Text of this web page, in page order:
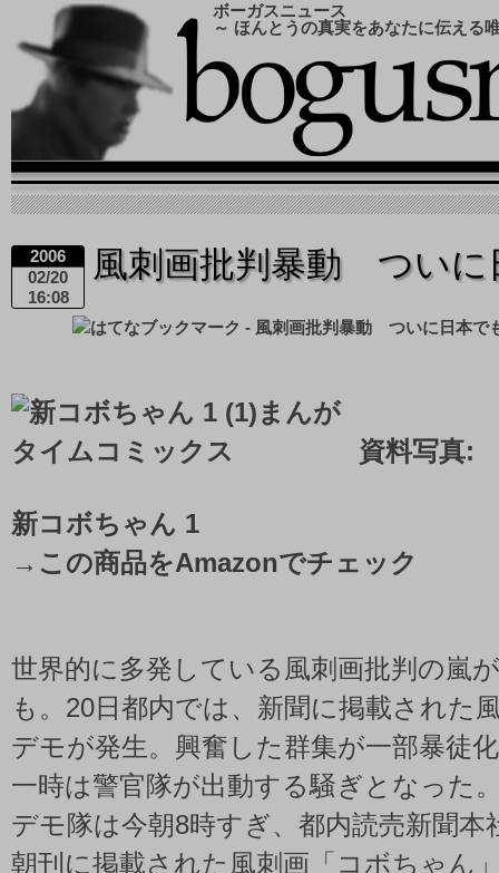
ボーガスニュース
～ ほんとうの真実をあなたに伝える
2006
02/20
16:08
風刺画批判暴動 つい
資料写真:
新コボちゃん 1
→ この商品をAmazonでチェック
世界的に多発している風刺画批判の嵐
も。20日都内では、新聞に掲載された
デモが発生。興奮した群集が一部暴徒
一時は警官隊が出動する騒ぎとなった
デモ隊は今朝8時すぎ、都内読売新聞本
朝刊に掲載された風刺画「コボちゃん